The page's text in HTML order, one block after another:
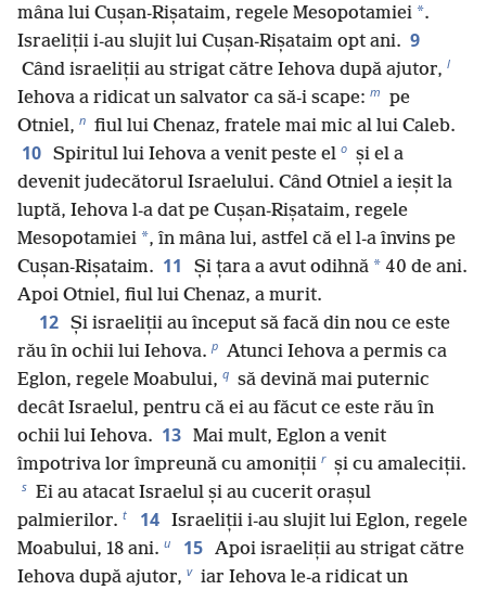
mâna lui Cușan-Rișataim, regele Mesopotamiei *.
Israeliții i-au slujit lui Cușan-Rișataim opt ani. 9
Când israeliții au strigat către Iehova după ajutor, l
Iehova a ridicat un salvator ca să-i scape: m pe
Otniel, n fiul lui Chenaz, fratele mai mic al lui Caleb.
10 Spiritul lui Iehova a venit peste el o și el a
devenit judecătorul Israelului. Când Otniel a ieșit la
luptă, Iehova l-a dat pe Cușan-Rișataim, regele
Mesopotamiei *, în mâna lui, astfel că el l-a învins pe
Cușan-Rișataim. 11 Și țara a avut odihnă * 40 de ani.
Apoi Otniel, fiul lui Chenaz, a murit.
12 Și israeliții au început să facă din nou ce este
rău în ochii lui Iehova. p Atunci Iehova a permis ca
Eglon, regele Moabului, q să devină mai puternic
decât Israelul, pentru că ei au făcut ce este rău în
ochii lui Iehova. 13 Mai mult, Eglon a venit
împotriva lor împreună cu amoniții r și cu amaleciții.
s Ei au atacat Israelul și au cucerit orașul
palmierilor. t 14 Israeliții i-au slujit lui Eglon, regele
Moabului, 18 ani. u 15 Apoi israeliții au strigat către
Iehova după ajutor, v iar Iehova le-a ridicat un